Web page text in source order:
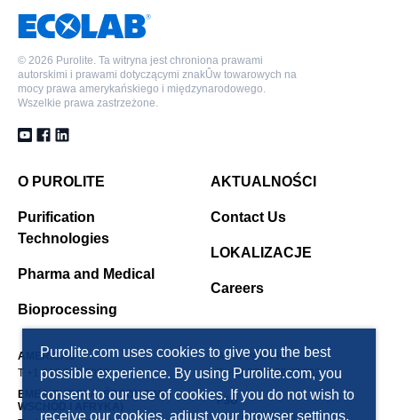
Purolite.com uses cookies to give you the best
possible experience. By using Purolite.com, you
consent to our use of cookies. If you do not wish to
receive our cookies, adjust your browser settings.
© 2026 Purolite. Ta witryna jest chroniona prawami
autorskimi i prawami dotyczącymi znakÛw towarowych na
mocy prawa amerykańskiego i międzynarodowego.
Wszelkie prawa zastrzeżone.
O PUROLITE
Purification
Technologies
Pharma and Medical
Bioprocessing
AKTUALNOŚCI
Contact Us
LOKALIZACJE
Careers
AMERICAS
T +1 610 668 9090
ASIA PACIFIC
T +86 571 876 31382
EMEA(EUROPA, ŚRODKOWY
WSCHÓD I AFRYKA)
FSU
T +7 495 363 5056